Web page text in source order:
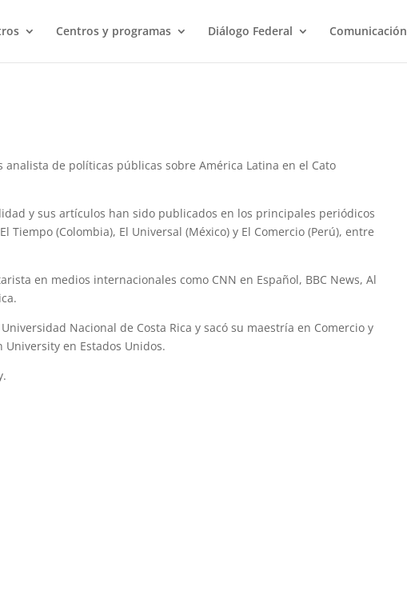
Centros y programas Diálogo Federal Comunicación
analista de políticas públicas sobre América Latina en el Cato
y sus artículos han sido publicados en los principales periódicos
Tiempo (Colombia), El Universal (México) y El Comercio (Perú), entre
en medios internacionales como CNN en Español, BBC News, Al
Nacional de Costa Rica y sacó su maestría en Comercio y
en Estados Unidos.